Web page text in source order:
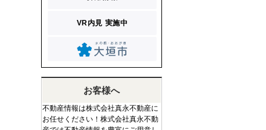
VR内見 実施中
お客様へ
不動産情報は株式会社真永不動産に
お任せください！株式会社真永不動